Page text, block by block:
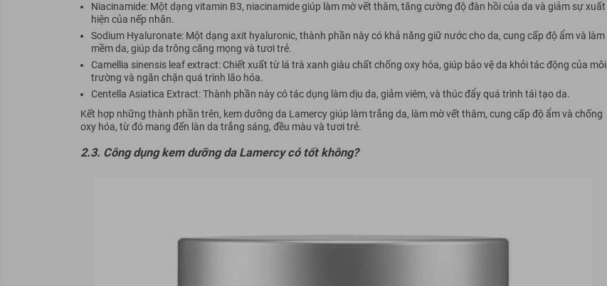
Niacinamide: Một dạng vitamin B3, niacinamide giúp làm mờ vết thâm, tăng cường độ đàn hồi của da và giảm sự xuất
hiện của nếp nhăn.
Sodium Hyaluronate: Một dạng axit hyaluronic, thành phần này có khả năng giữ nước cho da, cung cấp độ ẩm và làm
mềm da, giúp da trông căng mọng và tươi trẻ.
Camellia sinensis leaf extract: Chiết xuất từ lá trà xanh giàu chất chống oxy hóa, giúp bảo vệ da khỏi tác động của môi
trường và ngăn chặn quá trình lão hóa.
Centella Asiatica Extract: Thành phần này có tác dụng làm dịu da, giảm viêm, và thúc đẩy quá trình tái tạo da.
Kết hợp những thành phần trên, kem dưỡng da Lamercy giúp làm trắng da, làm mờ vết thâm, cung cấp độ ẩm và chống
oxy hóa, từ đó mang đến làn da trắng sáng, đều màu và tươi trẻ.
2.3. Công dụng kem dưỡng da Lamercy có tốt không?